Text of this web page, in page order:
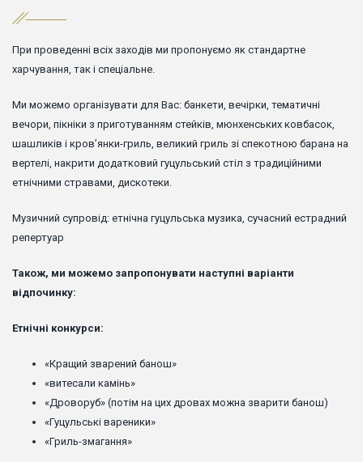
При проведенні всіх заходів ми пропонуємо як стандартне
харчування, так і спеціальне.
Ми можемо організувати для Вас: банкети, вечірки, тематичні
вечори, пікніки з приготуванням стейків, мюнхенських ковбасок,
шашликів і кров’янки-гриль, великий гриль зі спекотною барана на
вертелі, накрити додатковий гуцульський стіл з традиційними
етнічними стравами, дискотеки.
Музичний супровід: етнічна гуцульська музика, сучасний естрадний
репертуар
Також, ми можемо запропонувати наступні варіанти
відпочинку:
Етнічні конкурси:
«Кращий зварений банош»
«витесали камінь»
«Дроворуб» (потім на цих дровах можна зварити банош)
«Гуцульські вареники»
«Гриль-змагання»